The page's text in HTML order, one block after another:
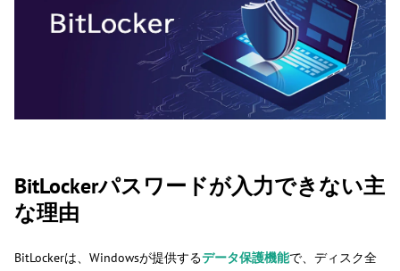
BitLockerパスワードが入力できない主
な理由
BitLockerは、Windowsが提供するデータ保護機能で、ディスク全